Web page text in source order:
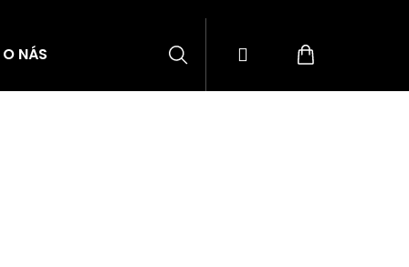
O NÁS ZNAČKY
Hledat PřihlášeníNákupní